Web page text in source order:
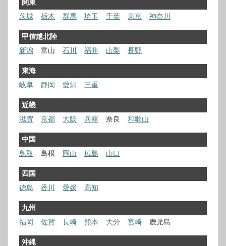
関東
茨城
栃木 群馬 埼玉 千葉 東京 神奈川
甲信越北陸
新潟
富山 石川 福井 山梨 長野
東海
岐阜
静岡 愛知 三重
近畿
滋賀
京都 大阪 兵庫 奈良 和歌山
中国
鳥取
島根 岡山 広島 山口
四国
徳島
香川 愛媛 高知
九州
福岡
佐賀 長崎 熊本 大分 宮崎 鹿児島
沖縄